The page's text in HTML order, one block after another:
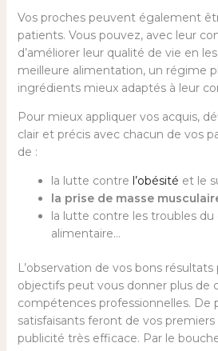
Vos proches peuvent également
patients. Vous pouvez, avec leur
d’améliorer leur qualité de vie en
meilleure alimentation, un régime
ingrédients mieux adaptés à leur
Pour mieux appliquer vos acquis,
clair et précis avec chacun de vos
de :
la lutte contre l’obésité et le
la prise de masse
la lutte contre les troubles
alimentaire…
L’observation de vos bons résultats
objectifs peut vous donner plus de
compétences professionnelles. De
satisfaisants feront de vos
publicité très efficace. Par le